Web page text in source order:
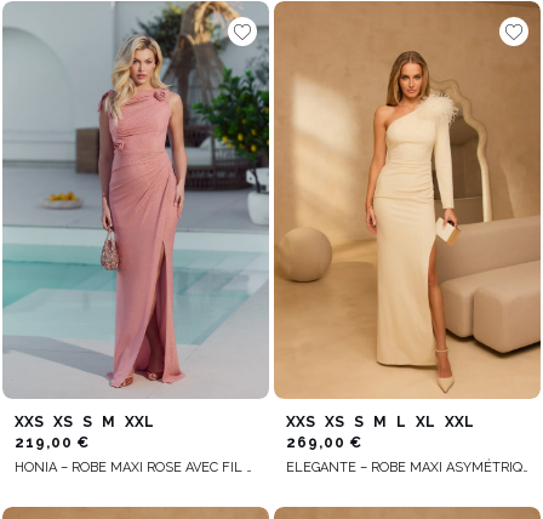
XXS XS S M
XXL
219,00 €
HONIA – ROBE MAXI ROSE AVEC FIL DORÉ ET FLEURS
XXS XS S M L XL
XXL
269,00 €
ELEGANTE – ROBE MAXI ASYMÉTRIQUE COULEUR ÉCRU AVEC BROCHE EN PLUMES